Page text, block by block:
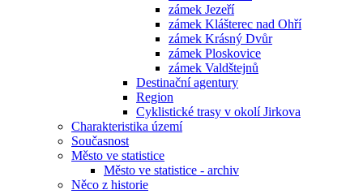
zámek Jezeří
zámek Klášterec nad Ohří
zámek Krásný Dvůr
zámek Ploskovice
zámek Valdštejnů
Destinační agentury
Region
Cyklistické trasy v okolí Jirkova
Charakteristika území
Současnost
Město ve statistice
Město ve statistice - archiv
Něco z historie